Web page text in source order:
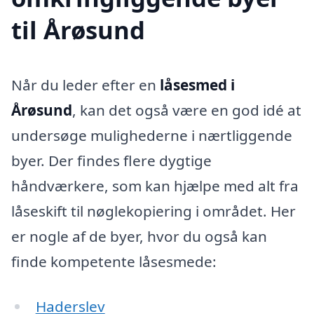
til Årøsund
Når du leder efter en låsesmed i
Årøsund, kan det også være en god idé at
undersøge mulighederne i nærtliggende
byer. Der findes flere dygtige
håndværkere, som kan hjælpe med alt fra
låseskift til nøglekopiering i området. Her
er nogle af de byer, hvor du også kan
finde kompetente låsesmede:
Haderslev